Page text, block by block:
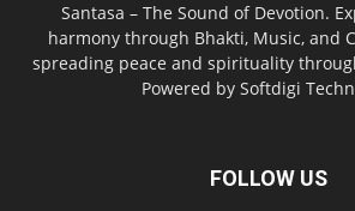
Santasa – The Sound of Devotion.
harmony through Bhakti, Music, and
spreading peace and spirituality
Powered by Softdigi
FOLLOW US